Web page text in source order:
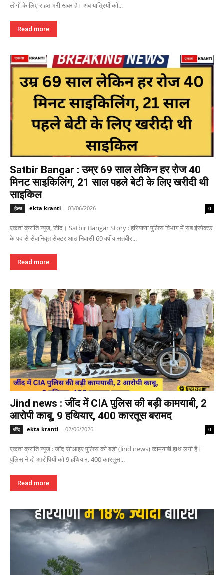
लोगों के लिए राहत भरी खबर है। अब यात्रियों को...
Read more
Satbir Bangar : उम्र 69 साल लेकिन हर रोज 40
मिनट साइकिलिंग, 21 साल पहले बेटी के लिए खरीदी थी
साइकिल
हेल्थ ekta kranti - 03/06/2026 0
एकता क्रांति न्यूज, जींद। Satbir Bangar Story : हरियाणा पुलिस विभाग में सब इंस्पेक्टर
के पद से सेवानिवृत सेक्टर आठ निवासी 69 वर्षीय सतबीर...
Read more
Jind news : जींद में CIA पुलिस की बड़ी कामयाबी, 2
आरोपी काबू, 9 हथियार, 400 कारतूस बरामद
जींद ekta kranti - 02/06/2026 0
एकता क्रांति न्यूज : जींद सीआइए पुलिस को बड़ी (Jind news) कामयाबी हाथ लगी है।
पुलिस ने दो आरोपियों को 9 हथियार, 400 कारतूस...
Read more